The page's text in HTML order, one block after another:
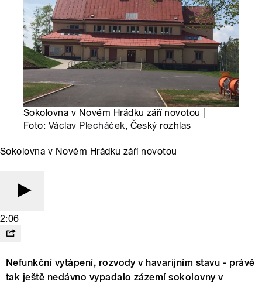
Sokolovna v Novém Hrádku září novotou |
Foto: Václav Plecháček, Český rozhlas
Sokolovna v Novém Hrádku září novotou
2:06
Nefunkční vytápení, rozvody v havarijním stavu - právě
tak ještě nedávno vypadalo zázemí sokolovny v